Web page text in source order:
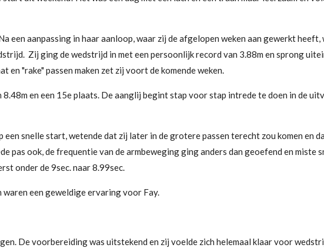
een aanpassing in haar aanloop, waar zij de afgelopen weken aan gewerkt
Zij ging de wedstrijd in met een persoonlijk record van 3.88m en sprong
"rake" passen maken zet zij voort de komende weken.
en een 15e plaats. De aanglij begint stap voor stap intrede te doen in de
een snelle start, wetende dat zij later in de grotere passen terecht zou komen en
pas ook, de frequentie van de armbeweging ging anders dan geoefend en miste
onder de 9sec. naar 8.99sec.
een geweldige ervaring voor Fay.
De voorbereiding was uitstekend en zij voelde zich helemaal klaar voor